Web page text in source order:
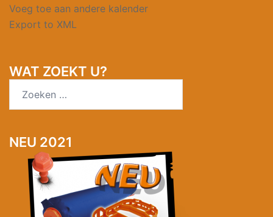
Voeg toe aan andere kalender
Export to XML
WAT ZOEKT U?
naar:
NEU 2021